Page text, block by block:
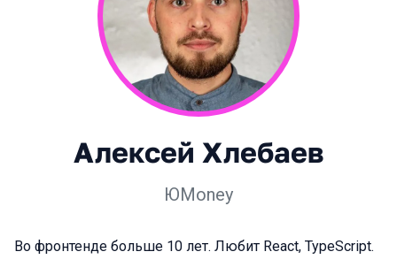
Алексей Хлебаев
ЮMoney
Во фронтенде больше 10 лет. Любит React, TypeScript.